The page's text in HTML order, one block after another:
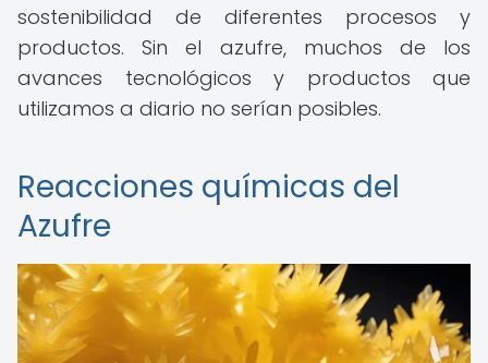
sostenibilidad de diferentes procesos y
productos. Sin el azufre, muchos de los
avances tecnológicos y productos que
utilizamos a diario no serían posibles.
Reacciones químicas del
Azufre